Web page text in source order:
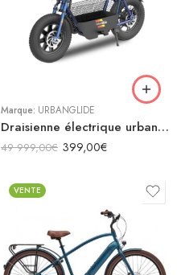
Marque: URBANGLIDE
Draisienne électrique urbanglide thunder 160 – 25 km/h, 30 km d’autonomie
49 999,00€ 399,00€
VENTE
Bleu
Gris